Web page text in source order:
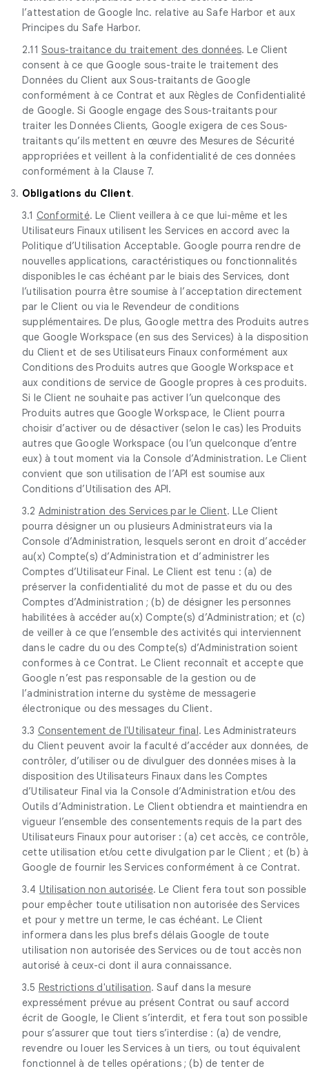
l’attestation de Google Inc. relative au Safe Harbor et aux
Principes du Safe Harbor.
2.11 Sous-traitance du traitement des données. Le Client
consent à ce que Google sous-traite le traitement des
Données du Client aux Sous-traitants de Google
conformément à ce Contrat et aux Règles de Confidentialité
de Google. Si Google engage des Sous-traitants pour
traiter les Données Clients, Google exigera de ces Sous-
traitants qu’ils mettent en œuvre des Mesures de Sécurité
appropriées et veillent à la confidentialité de ces données
conformément à la Clause 7.
3. Obligations du Client.
3.1 Conformité. Le Client veillera à ce que lui-même et les
Utilisateurs Finaux utilisent les Services en accord avec la
Politique d’Utilisation Acceptable. Google pourra rendre de
nouvelles applications, caractéristiques ou fonctionnalités
disponibles le cas échéant par le biais des Services, dont
l’utilisation pourra être soumise à l’acceptation directement
par le Client ou via le Revendeur de conditions
supplémentaires. De plus, Google mettra des Produits autres
que Google Workspace (en sus des Services) à la disposition
du Client et de ses Utilisateurs Finaux conformément aux
Conditions des Produits autres que Google Workspace et
aux conditions de service de Google propres à ces produits.
Si le Client ne souhaite pas activer l’un quelconque des
Produits autres que Google Workspace, le Client pourra
choisir d’activer ou de désactiver (selon le cas) les Produits
autres que Google Workspace (ou l’un quelconque d’entre
eux) à tout moment via la Console d’Administration. Le Client
convient que son utilisation de l’API est soumise aux
Conditions d’Utilisation des API.
3.2 Administration des Services par le Client. LLe Client
pourra désigner un ou plusieurs Administrateurs via la
Console d’Administration, lesquels seront en droit d’accéder
au(x) Compte(s) d’Administration et d’administrer les
Comptes d’Utilisateur Final. Le Client est tenu : (a) de
préserver la confidentialité du mot de passe et du ou des
Comptes d’Administration ; (b) de désigner les personnes
habilitées à accéder au(x) Compte(s) d’Administration; et (c)
de veiller à ce que l’ensemble des activités qui interviennent
dans le cadre du ou des Compte(s) d’Administration soient
conformes à ce Contrat. Le Client reconnaît et accepte que
Google n’est pas responsable de la gestion ou de
l’administration interne du système de messagerie
électronique ou des messages du Client.
3.3 Consentement de l'Utilisateur final. Les Administrateurs
du Client peuvent avoir la faculté d’accéder aux données, de
contrôler, d’utiliser ou de divulguer des données mises à la
disposition des Utilisateurs Finaux dans les Comptes
d’Utilisateur Final via la Console d’Administration et/ou des
Outils d’Administration. Le Client obtiendra et maintiendra en
vigueur l’ensemble des consentements requis de la part des
Utilisateurs Finaux pour autoriser : (a) cet accès, ce contrôle,
cette utilisation et/ou cette divulgation par le Client ; et (b) à
Google de fournir les Services conformément à ce Contrat.
3.4 Utilisation non autorisée. Le Client fera tout son possible
pour empêcher toute utilisation non autorisée des Services
et pour y mettre un terme, le cas échéant. Le Client
informera dans les plus brefs délais Google de toute
utilisation non autorisée des Services ou de tout accès non
autorisé à ceux-ci dont il aura connaissance.
3.5 Restrictions d'utilisation. Sauf dans la mesure
expressément prévue au présent Contrat ou sauf accord
écrit de Google, le Client s’interdit, et fera tout son possible
pour s’assurer que tout tiers s’interdise : (a) de vendre,
revendre ou louer les Services à un tiers, ou tout équivalent
fonctionnel à de telles opérations ; (b) de tenter de